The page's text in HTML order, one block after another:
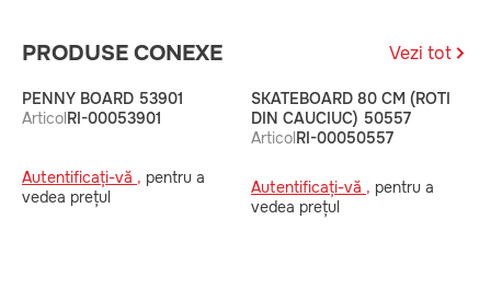
PRODUSE CONEXE Vezi tot
PENNY BOARD 53901
ArticolRI-00053901
Autentificați-vă , pentru a
vedea prețul
SKATEBOARD 80 CM (ROTI
DIN CAUCIUC) 50557
ArticolRI-00050557
Autentificați-vă , pentru a
vedea prețul